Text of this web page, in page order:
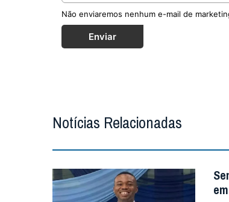
Não enviaremos nenhum e-mail de
Enviar
Notícias Relacionadas